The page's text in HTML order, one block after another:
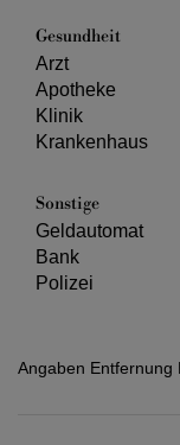
Gesundheit
Arzt
Apotheke
Klinik
Krankenhaus
Sonstige
Geldautomat
Bank
Polizei
Angaben Entfernung